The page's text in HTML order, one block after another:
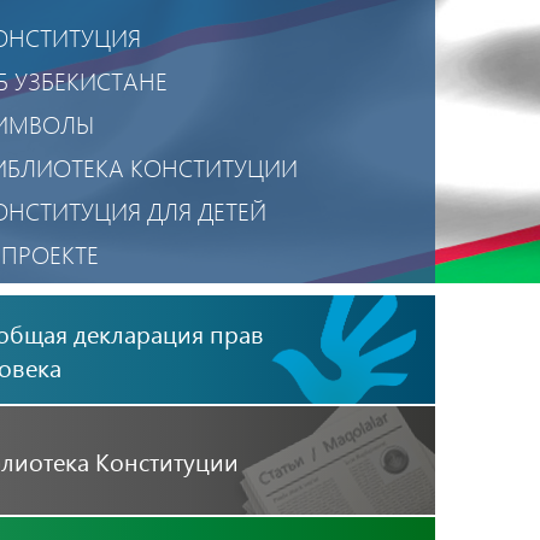
УЗБЕКИСТАНЕ
КОНСТИТУЦИИ
ДЛЯ ДЕТЕЙ
КОНФИДЕНЦИАЛЬНОСТИ
ПРИЛОЖЕНИЕ
декларация прав
Конституции